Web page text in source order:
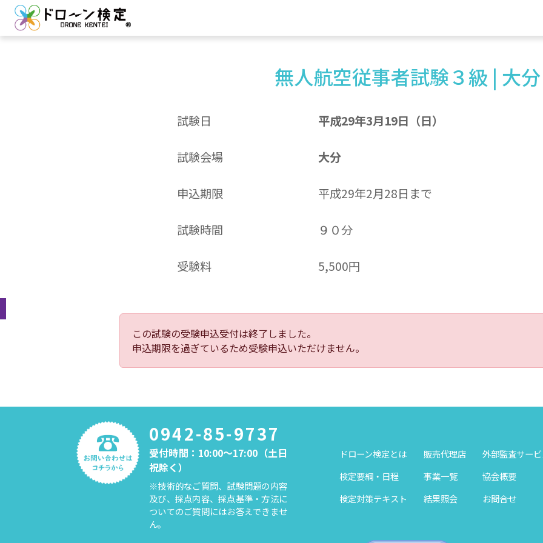
無人航空従事者試験３級 | 大分
試験日 平成29年3月19日（日）
試験会場 大分
申込期限 平成29年2月28日まで
試験時間 ９０分
受験料 5,500円
この試験の受験申込受付は終了しました。
申込期限を過ぎているため受験申込いただけません。
0942-85-9737
受付時間：10:00～17:00（土日
祝除く）
※技術的なご質問、試験問題の内容
及び、採点内容、採点基準・方法に
ついてのご質問にはお答えできませ
ん。
ドローン検定とは
検定要綱・日程
検定対策テキスト
販売代理店
事業一覧
結果照会
外部監査サー
協会概要
お問合せ